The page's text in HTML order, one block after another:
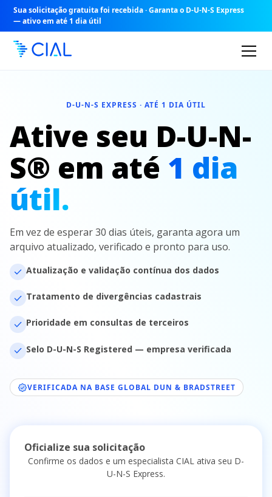
Sua solicitação gratuita foi recebida · Garanta o D-U-N-S Express
— ativo em até 1 dia útil
D-U-N-S EXPRESS · ATÉ 1 DIA ÚTIL
Ative seu D-U-N-
S® em até 1 dia
útil.
Em vez de esperar 30 dias úteis, garanta agora um
arquivo atualizado, verificado e pronto para uso.
Atualização e validação contínua dos dados
Tratamento de divergências cadastrais
Prioridade em consultas de terceiros
Selo D-U-N-S Registered — empresa verificada
VERIFICADA NA BASE GLOBAL DUN & BRADSTREET
Oficialize sua solicitação
Confirme os dados e um especialista CIAL ativa seu D-
U-N-S Express.